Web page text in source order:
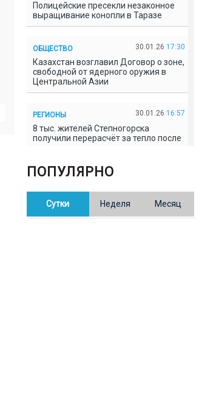
Полицейские пресекли незаконное
выращивание конопли в Таразе
ОБЩЕСТВО 30.01.26 17:30
Казахстан возглавил Договор о зоне,
свободной от ядерного оружия в
Центральной Азии
РЕГИОНЫ 30.01.26 16:57
8 тыс. жителей Степногорска
получили перерасчёт за тепло после
В Казахстане готовят новую
редакцию Конституции: меняется
ПОПУЛЯРНО
Сутки Неделя Месяц